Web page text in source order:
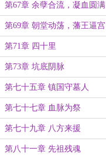
第67章 余孽合流，凝血圆满
第69章 朝堂动荡，藩王逼宫
第71章 四十里
第73章 坑底阴脉
第七十五章 镇国守墓人
第七十七章 血脉为祭
第七十九章 八方来援
第八十一章 先祖残魂